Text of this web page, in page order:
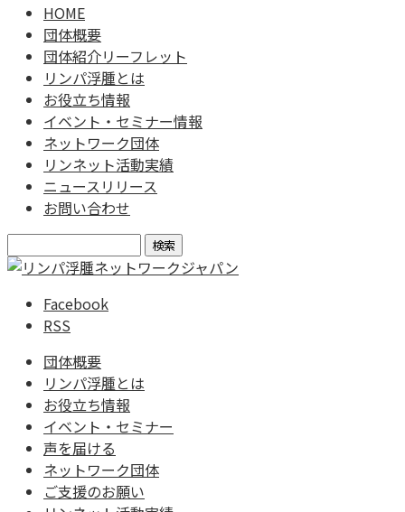
HOME
団体概要
団体紹介リーフレット
リンパ浮腫とは
お役立ち情報
イベント・セミナー情報
ネットワーク団体
リンネット活動実績
ニュースリリース
お問い合わせ
索:
Facebook
RSS
団体概要
リンパ浮腫とは
お役立ち情報
イベント・セミナー
声を届ける
ネットワーク団体
ご支援のお願い